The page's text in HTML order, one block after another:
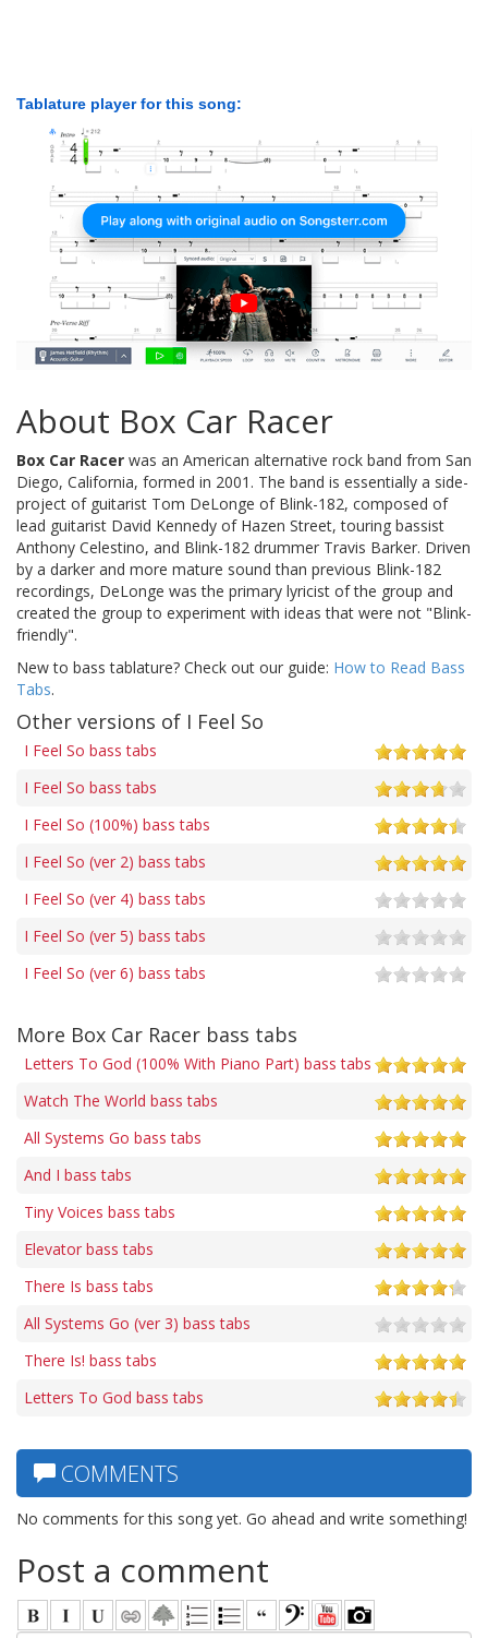
Tablature player for this song:
About Box Car Racer
Box Car Racer was an American alternative rock band from San
Diego, California, formed in 2001. The band is essentially a side-
project of guitarist Tom DeLonge of Blink-182, composed of
lead guitarist David Kennedy of Hazen Street, touring bassist
Anthony Celestino, and Blink-182 drummer Travis Barker. Driven
by a darker and more mature sound than previous Blink-182
recordings, DeLonge was the primary lyricist of the group and
created the group to experiment with ideas that were not "Blink-
friendly".
New to bass tablature? Check out our guide: How to Read Bass
Tabs.
Other versions of I Feel So
I Feel So bass tabs
I Feel So bass tabs
I Feel So (100%) bass tabs
I Feel So (ver 2) bass tabs
I Feel So (ver 4) bass tabs
I Feel So (ver 5) bass tabs
I Feel So (ver 6) bass tabs
More Box Car Racer bass tabs
Letters To God (100% With Piano Part) bass tabs
Watch The World bass tabs
All Systems Go bass tabs
And I bass tabs
Tiny Voices bass tabs
Elevator bass tabs
There Is bass tabs
All Systems Go (ver 3) bass tabs
There Is! bass tabs
Letters To God bass tabs
COMMENTS
No comments for this song yet. Go ahead and write something!
Post a comment